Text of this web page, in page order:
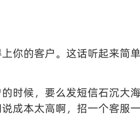
你的客户。这话听起来简
时候，要么发短信石沉大
成本太高啊，招一个客服